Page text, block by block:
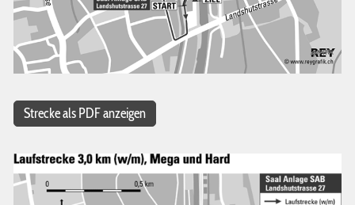
Strecke als PDF anzeigen